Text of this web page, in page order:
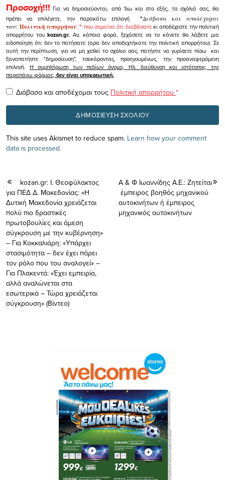
Προσοχή!!! Για να δημοσιεύονται, από 'δω και στο εξής, τα σχόλιά σας, θα
πρέπει να επιλέγετε, την παρακάτω επιλογή
"Διάβασα και αποδέχομαι
τουςΠολιτική απορρήτου" που σημαίνει ότι διαβάσατεκι αποδέχεστε την πολιτική
απορρήτου τουkozan.gr. Αν, κάποια φορά, ξεχάσετε να το κάνετε θα λάβετε μια
ειδοποίηση ότι δεν το πατήσατε (αρα δεν αποδεχτήκατε την πολιτική απορρήτου). Σε
αυτή την περίπτωση, για να μη χαθεί το σχόλιο σας, πατήστε να γυρίσετε πίσω και
ξαναπατήστε "δημοσίευση", τσεκάροντας, προηγουμένως, την προαναφερόμενη
επιλογή.Η συμπλήρωση των πεδίων όνομα, Ηλ. διεύθυνση και ιστότοπος, της
παραπάνω φόρμας, δεν είναι υποχρεωτική.
Διάβασα και αποδέχομαι τους Πολιτική απορρήτου *
This site uses Akismet to reduce spam. Learn how your comment
data is processed.
kozan.gr: Ι. Θεοφύλακτος
για ΠΕΔ Δ. Μακεδονίας: «Η
Δυτική Μακεδονία χρειάζεται
πολύ πιο δραστικές
πρωτοβουλίες και άμεση
σύγκρουση με την κυβέρνηση»
– Για Κοκκαλιάρη: «Υπάρχει
στασιμότητα – δεν έχει πάρει
τον ρόλο που του αναλογεί» –
Για Πλακεντά: «Έχει εμπειρία,
αλλά αναλώνεται στα
εσωτερικά – Τώρα χρειάζεται
σύγκρουση» (Bίντεο)
Α & Φ Ιωαννίδης Α.Ε.: Ζητείται
έμπειρος βοηθός μηχανικού
αυτοκινήτων ή έμπειρος
μηχανικός αυτοκινήτων